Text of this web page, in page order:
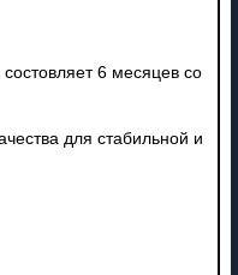
6 месяцев со
для стабильной и